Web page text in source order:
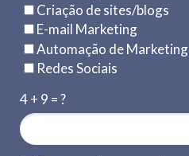
Criação de sites/blogs
E-mail Marketing
Automação de Marketing
Redes Sociais
4 + 9 = ?